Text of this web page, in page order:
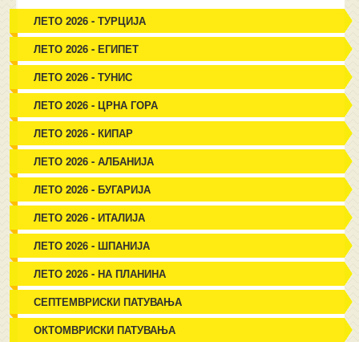
ЛЕТО 2026 - ТУРЦИЈА
ЛЕТО 2026 - ЕГИПЕТ
ЛЕТО 2026 - ТУНИС
ЛЕТО 2026 - ЦРНА ГОРА
ЛЕТО 2026 - КИПАР
ЛЕТО 2026 - АЛБАНИЈА
ЛЕТО 2026 - БУГАРИЈА
ЛЕТО 2026 - ИТАЛИЈА
ЛЕТО 2026 - ШПАНИЈА
ЛЕТО 2026 - НА ПЛАНИНА
СЕПТЕМВРИСКИ ПАТУВАЊА
ОКТОМВРИСКИ ПАТУВАЊА